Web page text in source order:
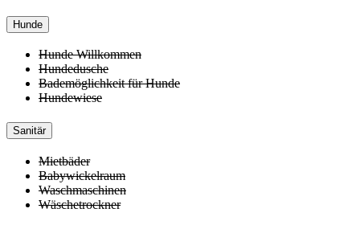
Hunde
Hunde Willkommen
Hundedusche
Bademöglichkeit für Hunde
Hundewiese
Sanitär
Mietbäder
Babywickelraum
Waschmaschinen
Wäschetrockner